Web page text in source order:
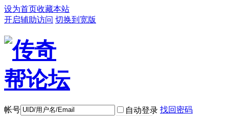
设为首页收藏本站
开启辅助访问 切换到宽版
帐号 自动登录 找回密码